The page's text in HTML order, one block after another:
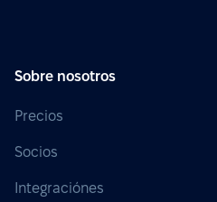
Sobre nosotros
Precios
Socios
Integraciónes